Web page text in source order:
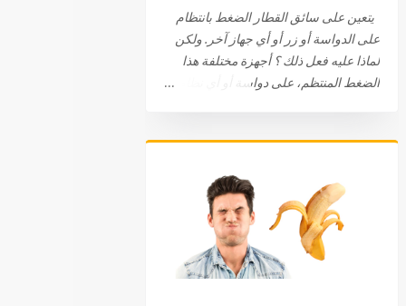
يتعين على سائق القطار الضغط بانتظام
على الدواسة أو زر أو أي جهاز آخر. ولكن
لماذا عليه فعل ذلك ؟ أجهزة مختلفة هذا
الضغط المنتظم، على دواسة أو أي نظام
الجهاز باختلاف الشركات . في البداية، كان
على الدواسة. اليوم، يتم الضغط على
الدواسة، عند نقطة معينة، ثم الضغط عليها
مرة أخرى. في بعض الحالات، يتعين على
السائق الضغط على زر. في بعض الأحيان
يتم توصيل الجهاز بعجلة القيادة أو المقود.